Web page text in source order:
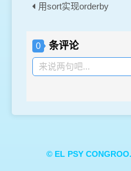
用sort实现orderby
0 条评论
来说两句吧...
© EL PSY CONGROO.